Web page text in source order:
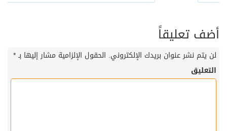
أضف تعليقاً
لن يتم نشر عنوان بريدك الإلكتروني. الحقول الإلزامية مشار إليها بـ*
التعليق